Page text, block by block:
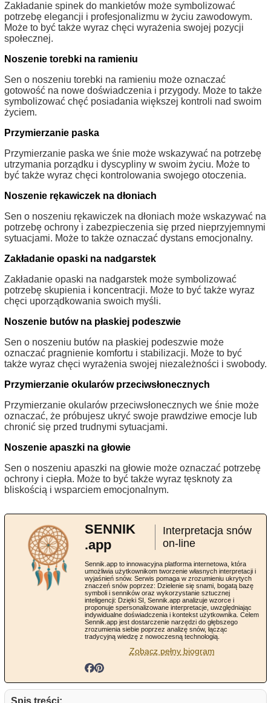
Zakładanie spinek do mankietów może symbolizować
potrzebę elegancji i profesjonalizmu w życiu zawodowym.
Może to być także wyraz chęci wyrażenia swojej pozycji
społecznej.
Noszenie torebki na ramieniu
Sen o noszeniu torebki na ramieniu może oznaczać
gotowość na nowe doświadczenia i przygody. Może to także
symbolizować chęć posiadania większej kontroli nad swoim
życiem.
Przymierzanie paska
Przymierzanie paska we śnie może wskazywać na potrzebę
utrzymania porządku i dyscypliny w swoim życiu. Może to
być także wyraz chęci kontrolowania swojego otoczenia.
Noszenie rękawiczek na dłoniach
Sen o noszeniu rękawiczek na dłoniach może wskazywać na
potrzebę ochrony i zabezpieczenia się przed nieprzyjemnymi
sytuacjami. Może to także oznaczać dystans emocjonalny.
Zakładanie opaski na nadgarstek
Zakładanie opaski na nadgarstek może symbolizować
potrzebę skupienia i koncentracji. Może to być także wyraz
chęci uporządkowania swoich myśli.
Noszenie butów na płaskiej podeszwie
Sen o noszeniu butów na płaskiej podeszwie może
oznaczać pragnienie komfortu i stabilizacji. Może to być
także wyraz chęci wyrażenia swojej niezależności i swobody.
Przymierzanie okularów przeciwsłonecznych
Przymierzanie okularów przeciwsłonecznych we śnie może
oznaczać, że próbujesz ukryć swoje prawdziwe emocje lub
chronić się przed trudnymi sytuacjami.
Noszenie apaszki na głowie
Sen o noszeniu apaszki na głowie może oznaczać potrzebę
ochrony i ciepła. Może to być także wyraz tęsknoty za
bliskością i wsparciem emocjonalnym.
SENNIK
.app
Interpretacja snów
on-line
Sennik.app to innowacyjna platforma internetowa, która
umożliwia użytkownikom tworzenie własnych interpretacji i
wyjaśnień snów. Serwis pomaga w zrozumieniu ukrytych
znaczeń snów poprzez: Dzielenie się snami, bogatą bazę
symboli i senników oraz wykorzystanie sztucznej
inteligencji: Dzięki SI, Sennik.app analizuje wzorce i
proponuje spersonalizowane interpretacje, uwzględniając
indywidualne doświadczenia i kontekst użytkownika. Celem
Sennik.app jest dostarczenie narzędzi do głębszego
zrozumienia siebie poprzez analizę snów, łącząc
tradycyjną wiedzę z nowoczesną technologią.
Zobacz pełny biogram
Spis treści: